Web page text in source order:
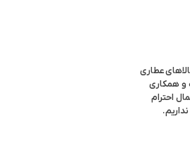
عطاری
و همکاری
احترام